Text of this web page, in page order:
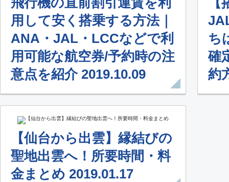
用して安く搭乗する方法｜
ANA・JAL・LCCなどで利
用可能な航空券/予約時の注
意点を紹介 2019.10.09
ち
確
約
【仙台から出雲】縁結びの
聖地出雲へ！所要時間・料
金まとめ 2019.01.17